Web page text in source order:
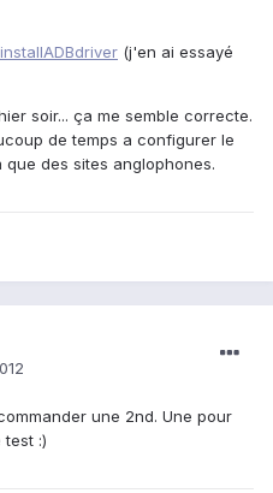
(j'en ai essayé
soir... ça me semble correcte.
de temps a configurer le
des sites anglophones.
une 2nd. Une pour
:)